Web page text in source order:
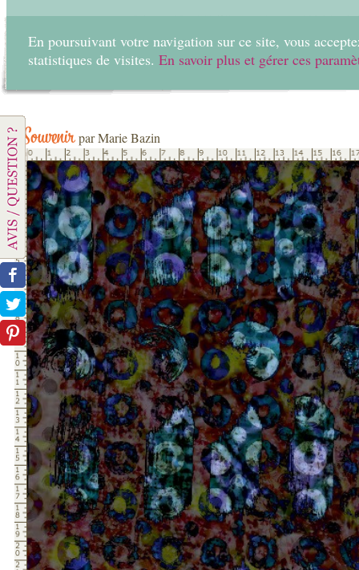
En poursuivant votre navigation sur ce site, vous
statistiques de visites. En savoir plus et gérer ces
Souvenir par Marie Bazin